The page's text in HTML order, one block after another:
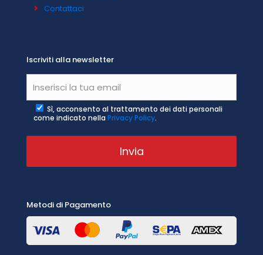
Contattaci
Iscriviti alla newsletter
Sì, acconsento al trattamento dei dati personali
come indicato nella Privacy Policy.
Metodi di Pagamento